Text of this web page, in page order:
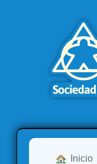
Inicio